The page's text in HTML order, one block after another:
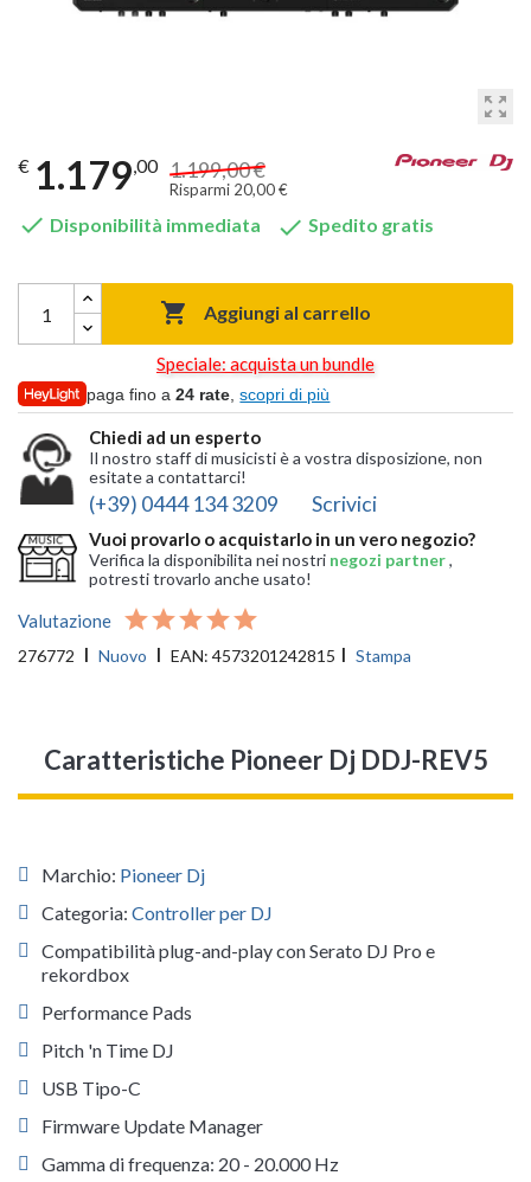
zoom_out_map
€ 1.179,00 1.199,00 €
Risparmi 20,00 €
 Disponibilità immediata  Spedito gratis
 Aggiungi al carrello
Speciale: acquista un bundle
paga fino a24 rate ,scopri di più
Chiedi ad un esperto
Il nostro staff di musicisti è a vostra disposizione, non
esitate a contattarci!
(+39) 0444 134 3209 Scrivici
Vuoi provarlo o acquistarlo in un vero negozio?
Verifica la disponibilita nei nostri negozi partner,
potresti trovarlo anche usato!
Valutazione
276772 Nuovo EAN: 4573201242815 Stampa
Caratteristiche Pioneer Dj DDJ-REV5
Marchio: Pioneer Dj
Categoria: Controller per DJ
Compatibilità plug-and-play con Serato DJ Pro e
rekordbox
Performance Pads
Pitch 'n Time DJ
USB Tipo-C
Firmware Update Manager
Gamma di frequenza: 20 - 20.000 Hz